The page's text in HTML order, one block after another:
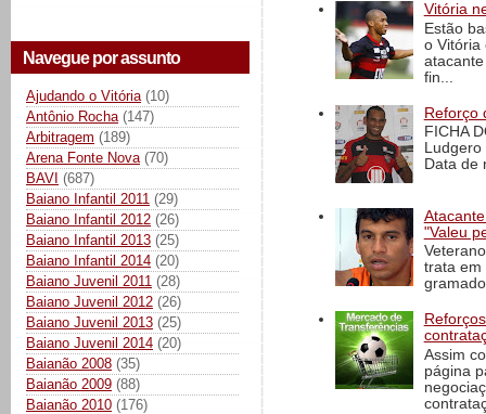
Navegue por assunto
Ajudando o Vitória (10)
Antônio Rocha (147)
Arbitragem (189)
Arena Fonte Nova (70)
BAVI (687)
Baiano Infantil 2011 (29)
Baiano Infantil 2012 (26)
Baiano Infantil 2013 (25)
Baiano Infantil 2014 (20)
Baiano Juvenil 2011 (28)
Baiano Juvenil 2012 (26)
Baiano Juvenil 2013 (25)
Baiano Juvenil 2014 (20)
Baianão 2008 (35)
Baianão 2009 (88)
Baianão 2010 (176)
Vitória
Estão
o Vitória
fin...
Reforço
FICHA
Data de
"Valeu
trata em
Assim
página